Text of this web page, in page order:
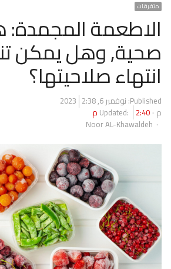
متفرقات
الاطعمة المجمدة:
صحية, وهل يمكن
انتهاء صلاحيتها؟
Published: نوفمبر 6, 2023
2:38
م
Updated: 2:40 م
Author
Noor AL-Khawaldeh